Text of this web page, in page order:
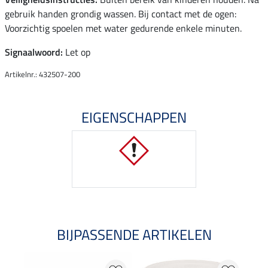
gebruik handen grondig wassen. Bij contact met de ogen:
Voorzichtig spoelen met water gedurende enkele minuten.
Signaalwoord: Let op
Artikelnr.: 432507-200
EIGENSCHAPPEN
BIJPASSENDE ARTIKELEN